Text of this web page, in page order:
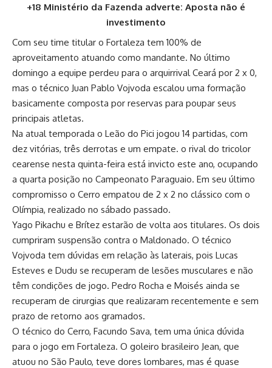
+18 Ministério da Fazenda adverte: Aposta não é
investimento
Com seu time titular o Fortaleza tem 100% de
aproveitamento atuando como mandante. No último
domingo a equipe perdeu para o arquirrival Ceará por 2 x 0,
mas o técnico Juan Pablo Vojvoda escalou uma formação
basicamente composta por reservas para poupar seus
principais atletas.
Na atual temporada o Leão do Pici jogou 14 partidas, com
dez vitórias, três derrotas e um empate. o rival do tricolor
cearense nesta quinta-feira está invicto este ano, ocupando
a quarta posição no Campeonato Paraguaio. Em seu último
compromisso o Cerro empatou de 2 x 2 no clássico com o
Olímpia, realizado no sábado passado.
Yago Pikachu e Brítez estarão de volta aos titulares. Os dois
cumpriram suspensão contra o Maldonado. O técnico
Vojvoda tem dúvidas em relação às laterais, pois Lucas
Esteves e Dudu se recuperam de lesões musculares e não
têm condições de jogo. Pedro Rocha e Moisés ainda se
recuperam de cirurgias que realizaram recentemente e sem
prazo de retorno aos gramados.
O técnico do Cerro, Facundo Sava, tem uma única dúvida
para o jogo em Fortaleza. O goleiro brasileiro Jean, que
atuou no São Paulo, teve dores lombares, mas é quase